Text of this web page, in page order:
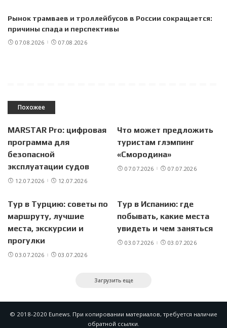
Рынок трамваев и троллейбусов в России сокращается:
причины спада и перспективы
07.08.2026 07.08.2026
Похожее
MARSTAR Pro: цифровая
программа для
безопасной
эксплуатации судов
12.07.2026 12.07.2026
Что может предложить
туристам глэмпинг
«Смородина»
07.07.2026 07.07.2026
Тур в Турцию: советы по
маршруту, лучшие
места, экскурсии и
прогулки
03.07.2026 03.07.2026
Тур в Испанию: где
побывать, какие места
увидеть и чем заняться
03.07.2026 03.07.2026
Загрузить еще
© 2018-2020 Eunews. При копировании материалов, требуется наличие
обратной ссылки.